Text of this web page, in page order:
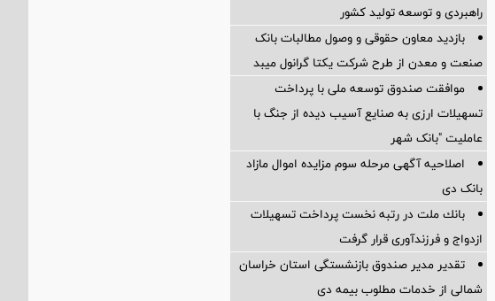
راهبردی و توسعه تولید کشور
بازدید معاون حقوقی و وصول مطالبات بانک
صنعت و معدن از طرح شرکت یکتا گرانول میبد
موافقت صندوق توسعه ملی با پرداخت
تسهیلات ارزی به صنایع آسیب دیده از جنگ با
عاملیت "بانک شهر
اصلاحیه آگهی مرحله سوم مزایده اموال مازاد
بانک دی
بانك ملت در رتبه نخست پرداخت تسهیلات
ازدواج و فرزندآوری قرار گرفت
تقدیر مدیر صندوق بازنشستگی استان خراسان
شمالی از خدمات مطلوب بیمه دی